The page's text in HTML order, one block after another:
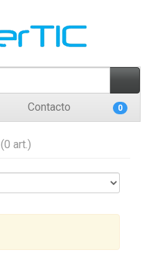
Contacto 0
(0 art.)